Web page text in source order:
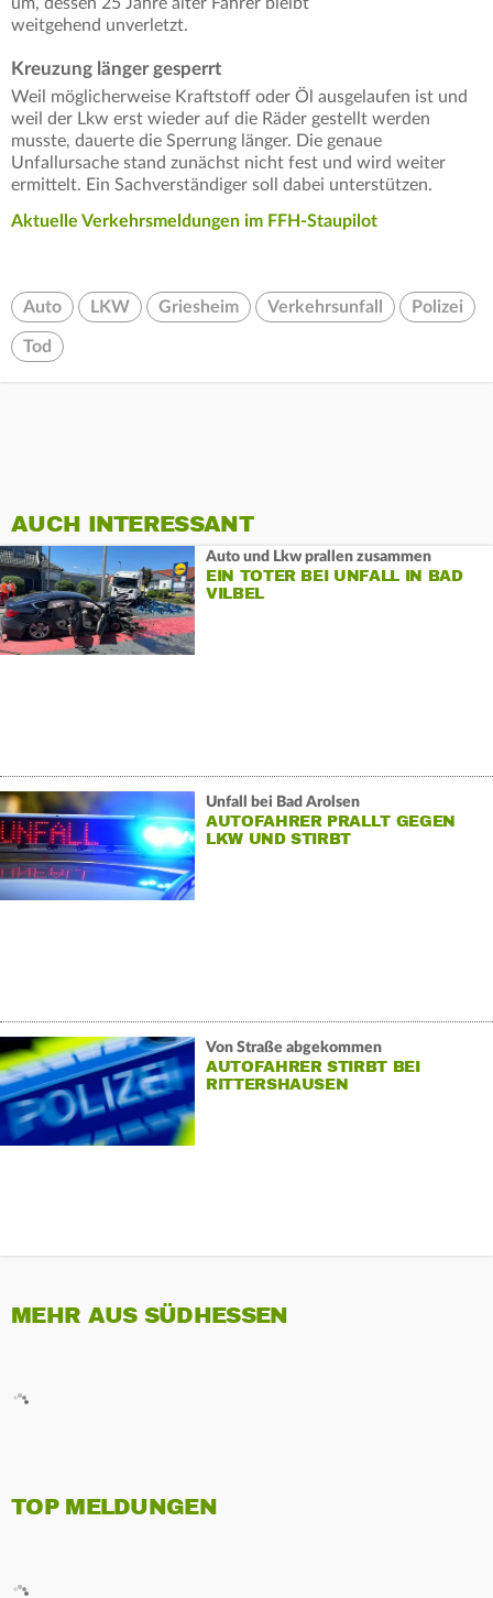
weitgehend unverletzt.
Kreuzung länger gesperrt
Weil möglicherweise Kraftstoff oder Öl ausgelaufen ist und
weil der Lkw erst wieder auf die Räder gestellt werden
musste, dauerte die Sperrung länger. Die genaue
Unfallursache stand zunächst nicht fest und wird weiter
ermittelt. Ein Sachverständiger soll dabei unterstützen.
Aktuelle Verkehrsmeldungen im FFH-Staupilot
Auto LKW Griesheim Verkehrsunfall Polizei
Tod
AUCH INTERESSANT
Auto und Lkw prallen zusammen
EIN TOTER BEI UNFALL IN BAD
VILBEL
Unfall bei Bad Arolsen
AUTOFAHRER PRALLT GEGEN
LKW UND STIRBT
Von Straße abgekommen
AUTOFAHRER STIRBT BEI
RITTERSHAUSEN
MEHR AUS SÜDHESSEN
TOP MELDUNGEN